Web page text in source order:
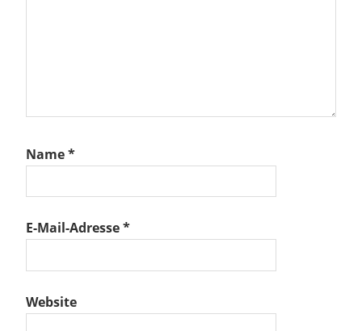
Name*
E-Mail-Adresse*
Website